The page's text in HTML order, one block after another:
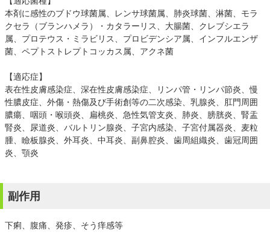
本剤に感性のブドウ球菌属、レンサ球菌属、肺炎球菌、淋菌、モラ
クセラ（ブランハメラ）・カタラーリス、大腸菌、クレブシエラ
属、プロテウス・ミラビリス、プロビデンシア属、インフルエンザ
菌、ペプトストレプトコッカス属、アクネ菌
【適応症】
表在性皮膚感染症、深在性皮膚感染症、リンパ管・リンパ節炎、慢
性膿皮症、外傷・熱傷及び手術創等の二次感染、乳腺炎、肛門周囲
膿瘍、咽頭・喉頭炎、扁桃炎、急性気管支炎、肺炎、膀胱炎、腎盂
腎炎、尿道炎、バルトリン腺炎、子宮内感染、子宮付属器炎、麦粒
腫、瞼板腺炎、外耳炎、中耳炎、副鼻腔炎、歯周組織炎、歯冠周囲
炎、顎炎
副作用
下痢、腹痛、発疹、そう痒感等